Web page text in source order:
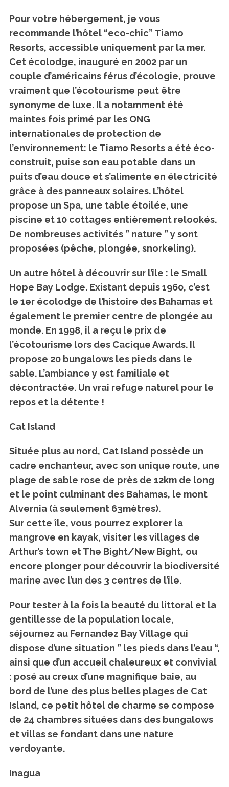
Pour votre hébergement, je vous
recommande l’hôtel “eco-chic” Tiamo
Resorts, accessible uniquement par la mer.
Cet écolodge, inauguré en 2002 par un
couple d’américains férus d’écologie, prouve
vraiment que l’écotourisme peut être
synonyme de luxe. Il a notamment été
maintes fois primé par les ONG
internationales de protection de
l’environnement: le Tiamo Resorts a été éco-
construit, puise son eau potable dans un
puits d’eau douce et s’alimente en électricité
grâce à des panneaux solaires. L’hôtel
propose un Spa, une table étoilée, une
piscine et 10 cottages entièrement relookés.
De nombreuses activités ” nature ” y sont
proposées (pêche, plongée, snorkeling).
Un autre hôtel à découvrir sur l’île : le Small
Hope Bay Lodge. Existant depuis 1960, c’est
le 1er écolodge de l’histoire des Bahamas et
également le premier centre de plongée au
monde. En 1998, il a reçu le prix de
l’écotourisme lors des Cacique Awards. Il
propose 20 bungalows les pieds dans le
sable. L’ambiance y est familiale et
décontractée. Un vrai refuge naturel pour le
repos et la détente !
Cat Island
Située plus au nord, Cat Island possède un
cadre enchanteur, avec son unique route, une
plage de sable rose de près de 12km de long
et le point culminant des Bahamas, le mont
Alvernia (à seulement 63mètres).
Sur cette île, vous pourrez explorer la
mangrove en kayak, visiter les villages de
Arthur’s town et The Bight/New Bight, ou
encore plonger pour découvrir la biodiversité
marine avec l’un des 3 centres de l’île.
Pour tester à la fois la beauté du littoral et la
gentillesse de la population locale,
séjournez au Fernandez Bay Village qui
dispose d’une situation ” les pieds dans l’eau “,
ainsi que d’un accueil chaleureux et convivial
: posé au creux d’une magnifique baie, au
bord de l’une des plus belles plages de Cat
Island, ce petit hôtel de charme se compose
de 24 chambres situées dans des bungalows
et villas se fondant dans une nature
verdoyante.
Inagua
S
e
a
c
f
r
: